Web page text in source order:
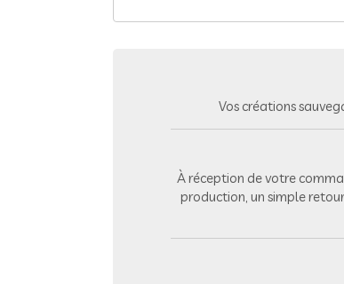
Vos créations
À réception de votre
production, un simple